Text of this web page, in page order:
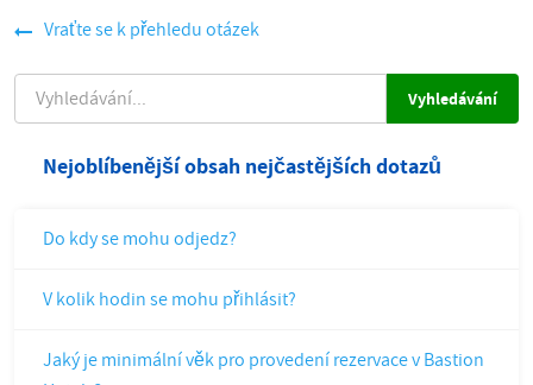
Vraťte se k přehledu otázek
VYHLEDÁVÁNÍ
Nejoblíbenější obsah nejčastějších dotazů
Do kdy se mohu odjedz?
V kolik hodin se mohu přihlásit?
Jaký je minimální věk pro provedení rezervace v Bastion